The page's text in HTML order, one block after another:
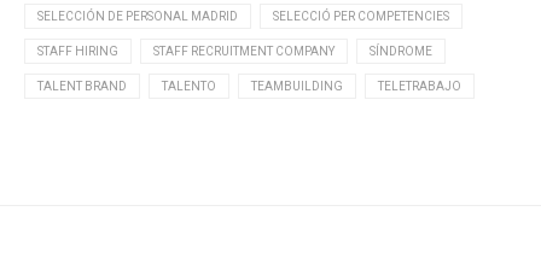
SELECCIÓN DE PERSONAL MADRID SELECCIÓ PER COMPETENCIES
STAFF HIRING STAFF RECRUITMENT COMPANY SÍNDROME
TALENT BRAND TALENTO TEAMBUILDING TELETRABAJO